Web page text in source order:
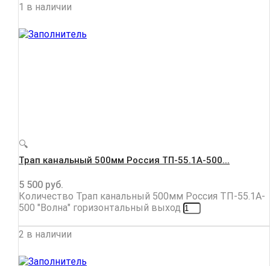
1 в наличии
🔍
Трап канальный 500мм Россия ТП-55.1A-500...
5 500 руб.
Количество Трап канальный 500мм Россия ТП-55.1A-
500 "Волна" горизонтальный выход
2 в наличии